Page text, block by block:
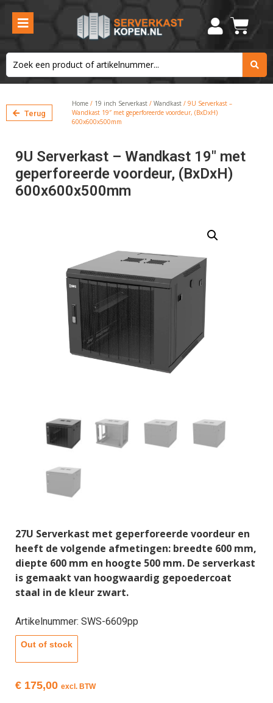
Terug
Home / 19 inch Serverkast /Wandkast / 9U Serverkast –
Wandkast 19″ met geperforeerde voordeur, (BxDxH)
600x600x500mm
9U Serverkast – Wandkast 19″ met
geperforeerde voordeur, (BxDxH)
600x600x500mm
27U Serverkast met geperforeerde voordeur en
heeft de volgende afmetingen: breedte 600 mm,
diepte 600 mm en hoogte 500 mm. De serverkast
is gemaakt van hoogwaardig gepoedercoat
staal in de kleur zwart.
Artikelnummer: SWS-6609pp
Out of stock
€ 175,00 excl. BTW